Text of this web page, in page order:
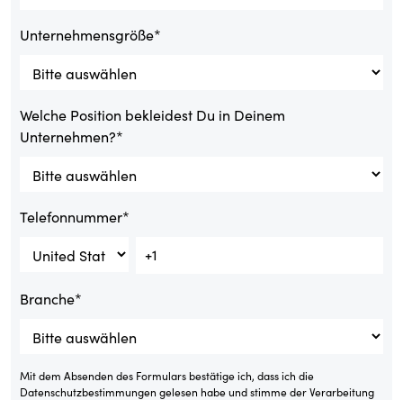
Unternehmensgröße*
Welche Position bekleidest Du in Deinem
Unternehmen?*
Telefonnummer*
Branche*
Mit dem Absenden des Formulars bestätige ich, dass ich die
Datenschutzbestimmungen gelesen habe und stimme der Verarbeitung